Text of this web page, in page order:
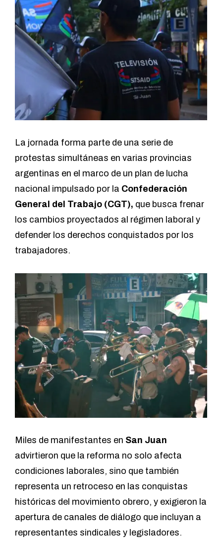
La jornada forma parte de una serie de
protestas simultáneas en varias provincias
argentinas en el marco de un plan de lucha
nacional impulsado por la Confederación
General del Trabajo (CGT), que busca frenar
los cambios proyectados al régimen laboral y
defender los derechos conquistados por los
trabajadores.
Miles de manifestantes en San Juan
advirtieron que la reforma no solo afecta
condiciones laborales, sino que también
representa un retroceso en las conquistas
históricas del movimiento obrero, y exigieron la
apertura de canales de diálogo que incluyan a
representantes sindicales y legisladores.